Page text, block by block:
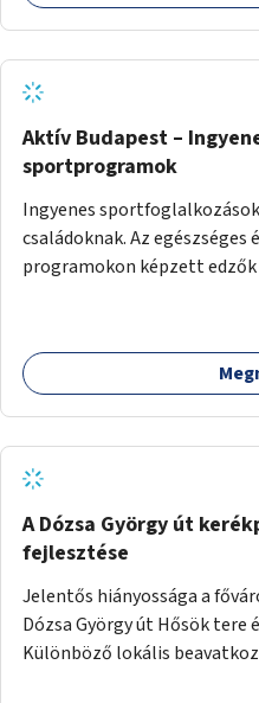
Aktív Budapest –
sportprogramok
Ingyenes
családoknak. Az
programokon képzett
A Dózsa György út
fejlesztése
Jelentős hiányossága a
Dózsa György út Hősök tere
Különböző lokális